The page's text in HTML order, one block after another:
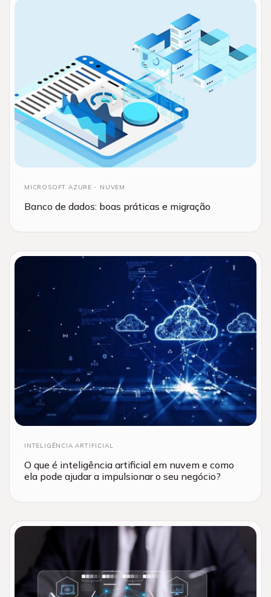
MICROSOFT AZURE NUVEM
Banco de dados: boas práticas e migração
INTELIGÊNCIA ARTIFICIAL
O que é inteligência artificial em nuvem e como
ela pode ajudar a impulsionar o seu negócio?